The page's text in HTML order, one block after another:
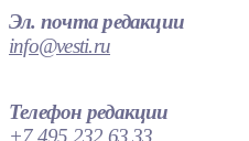
Эл. почта редакции
info@vesti.ru
Телефон редакции
+7 495 232 63 33